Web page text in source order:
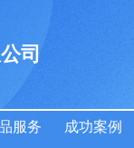
司
服务 成功案例